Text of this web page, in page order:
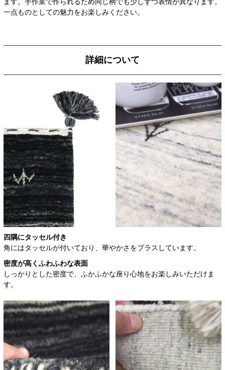
ます。手作業で作られるため同じ柄でも少しずつ表情が異なります。
一点ものとしての魅力をお楽しみください。
詳細について
四隅にタッセル付き
角にはタッセルが付いており、華やかさをプラスしています。
密度が高くふわふわな表面
しっかりとした密度で、ふかふかな座り心地をお楽しみいただけま
す。